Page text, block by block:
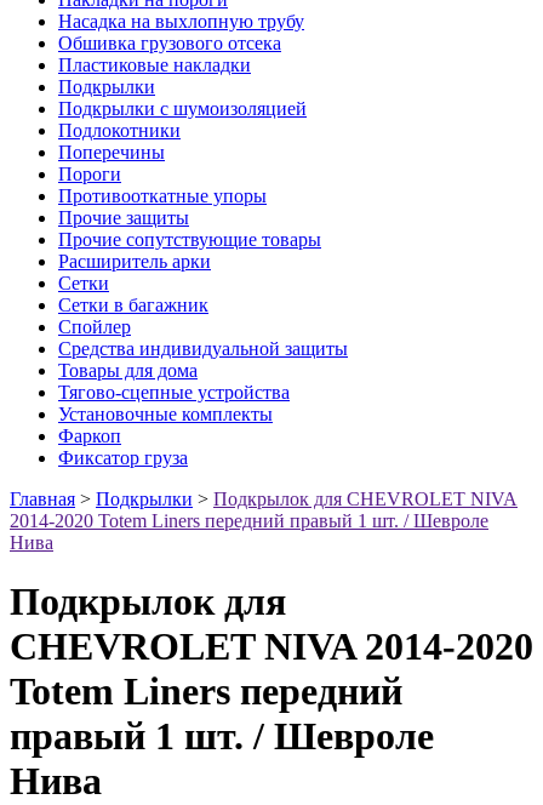
Насадка на выхлопную трубу
Обшивка грузового отсека
Пластиковые накладки
Подкрылки
Подкрылки с шумоизоляцией
Подлокотники
Поперечины
Пороги
Противооткатные упоры
Прочие защиты
Прочие сопутствующие товары
Расширитель арки
Сетки
Сетки в багажник
Спойлер
Средства индивидуальной защиты
Товары для дома
Тягово-сцепные устройства
Установочные комплекты
Фаркоп
Фиксатор груза
Главная > Подкрылки > Подкрылок для CHEVROLET NIVA
2014-2020 Totem Liners передний правый 1 шт. / Шевроле
Нива
Подкрылок для
CHEVROLET NIVA 2014-2020
Totem Liners передний
правый 1 шт. / Шевроле
Нива